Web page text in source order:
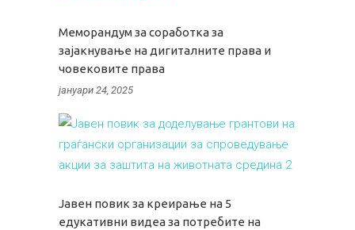
Меморандум за соработка за
зајакнување на дигиталните права и
човековите права
јануари 24, 2025
Јавен повик за креирање на 5
едукативни видеа за потребите на